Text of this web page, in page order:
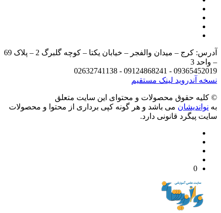
آدرس: کرج – میدان والفجر – خیابان یکتا – کوچه گلبرگ 2 – پلاک 69
3
09365452019 - 09124868241 -
آندرویدلینک مستقیم
حقوق محصولات و محتوای اين سایت متعلق
می باشد و هر گونه کپی برداری از محتوا و محصولات
پیگرد قانونی دارد.